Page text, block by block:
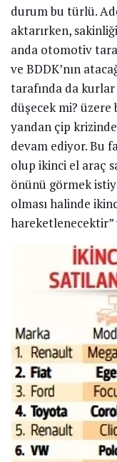
durum bu türlü.
aktarırken,
anda otomotiv
ve BDDK’nın
tarafında da kurlar
düşecek mi?
yandan çip
devam ediyor. Bu
olup ikinci el araç
önünü görmek
olması halinde